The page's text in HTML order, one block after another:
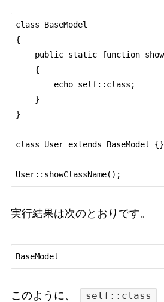
class BaseModel
{
}
class User extends BaseModel {}
実行結果は次のとおりです。
このように、 self::class